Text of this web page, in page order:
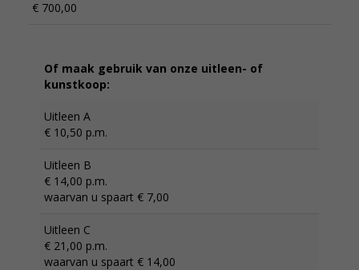
€ 700,00
Of maak gebruik van onze uitleen- of
kunstkoop:
Uitleen A
€ 10,50 p.m.
Uitleen B
€ 14,00 p.m.
waarvan u spaart € 7,00
Uitleen C
€ 21,00 p.m.
waarvan u spaart € 14,00